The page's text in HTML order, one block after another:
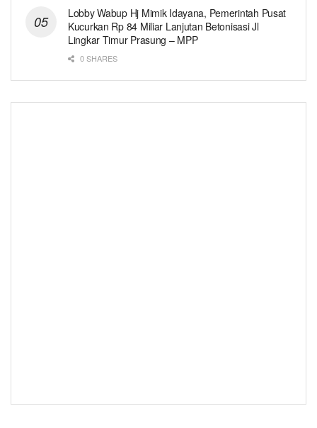
Lobby Wabup Hj Mimik Idayana, Pemerintah Pusat
Kucurkan Rp 84 Miliar Lanjutan Betonisasi Jl
Lingkar Timur Prasung – MPP
0 SHARES